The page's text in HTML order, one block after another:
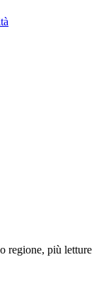
regione, più letture